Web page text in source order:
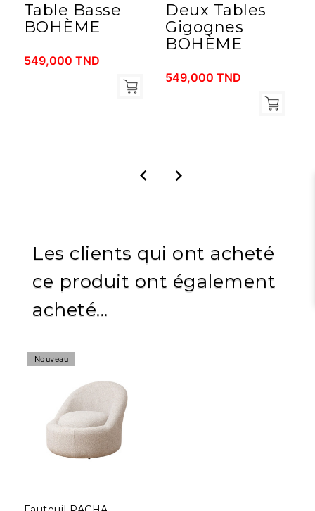
Table Basse
BOHÈME
549,000 TND
Deux Tables
Gigognes
BOHÈME
549,000 TND
 
Les clients qui ont acheté
ce produit ont également
acheté...
Nouveau